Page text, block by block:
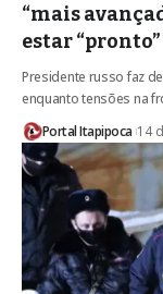
“mais
estar
Presidente russo faz
enquanto tensões na
Portal Itapipoca 14